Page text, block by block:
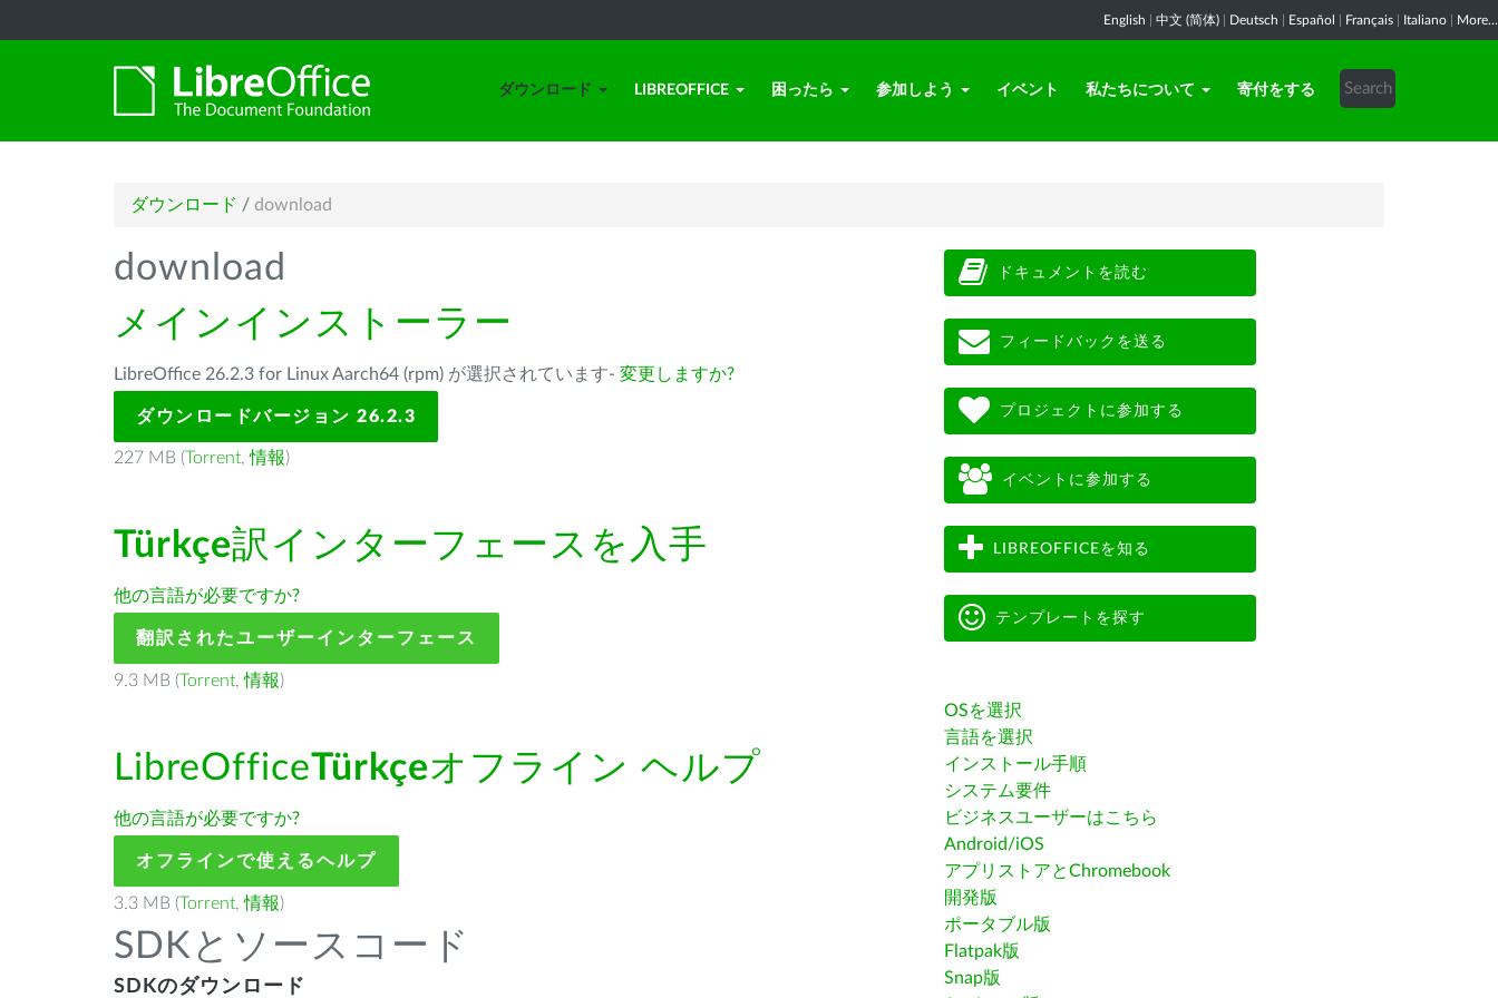
English 中文 (简体) Deutsch Español Français Italiano More...
ダウンロード LIBREOFFICE 困ったら 参加しよう イベント 私たちについて 寄付をする
ダウンロード / download
download
メインインストーラー
LibreOffice 26.2.3 for Linux Aarch64 (rpm) が選択されています- 変更しますか?
ダウンロードバージョン 26.2.3
227 MB (Torrent,情報)
Türkçe訳インターフェースを入手
他の言語が必要ですか?
翻訳されたユーザーインターフェース
9.3 MB (Torrent,情報)
LibreOfficeTürkçeオフライン ヘルプ
他の言語が必要ですか?
オフラインで使えるヘルプ
3.3 MB (Torrent,情報)
SDKとソースコード
SDKのダウンロード
ドキュメントを読む
フィードバックを送る
プロジェクトに参加する
イベントに参加する
LIBREOFFICEを知る
テンプレートを探す
OSを選択
言語を選択
インストール手順
システム要件
ビジネスユーザーはこちら
Android/iOS
アプリストアとChromebook
開発版
ポータブル版
Flatpak版
Snap版